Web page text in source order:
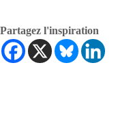
Partagez l'inspiration